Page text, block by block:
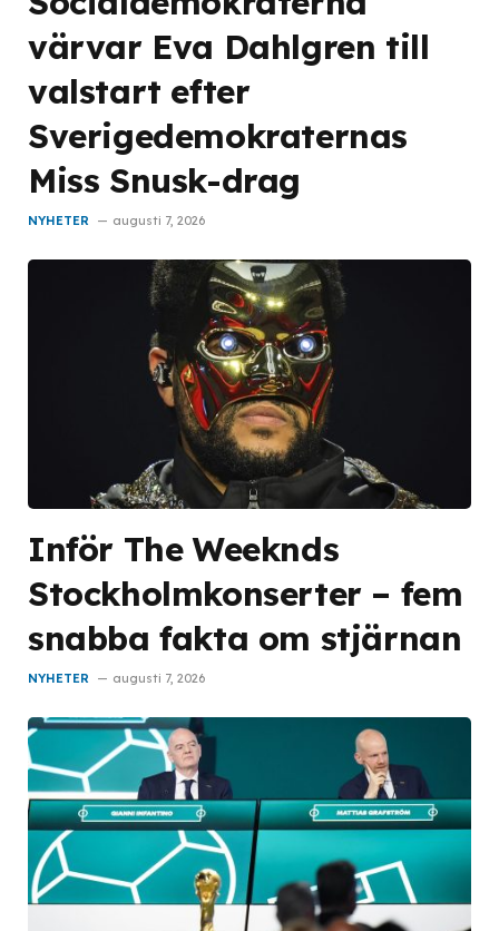
värvar Eva Dahlgren till
valstart efter
Sverigedemokraternas
Miss Snusk-drag
NYHETER augusti 7, 2026
Inför The Weeknds
Stockholmkonserter – fem
snabba fakta om stjärnan
NYHETER augusti 7, 2026